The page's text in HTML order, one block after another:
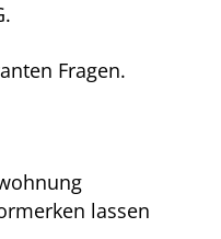
Fragen.
lassen